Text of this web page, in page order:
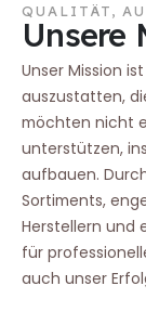
QUALITÄT,
Unsere
Unser Mission
auszustatten,
möchten nicht
unterstützen,
aufbauen.
Sortiments,
Herstellern und
für
auch unser